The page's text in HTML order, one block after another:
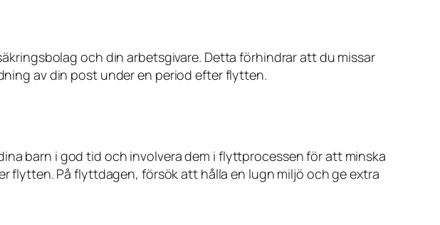
och din arbetsgivare. Detta förhindrar att du missar
av din post under en period efter flytten.
barn i god tid och involvera dem i flyttprocessen för att minska
flytten. På flyttdagen, försök att hålla en lugn miljö och ge extra